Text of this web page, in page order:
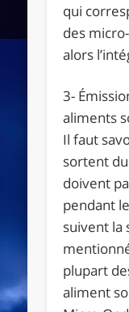
qui
des
alors
3-
aliments
Il faut
sortent
doivent
pendant
suivent la
plupart
aliment